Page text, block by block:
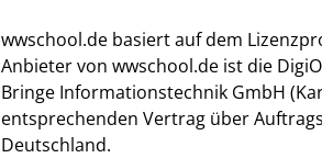
wwschool.de basiert auf dem
Anbieter von wwschool.de ist die
Bringe Informationstechnik GmbH
entsprechenden Vertrag über
Deutschland.